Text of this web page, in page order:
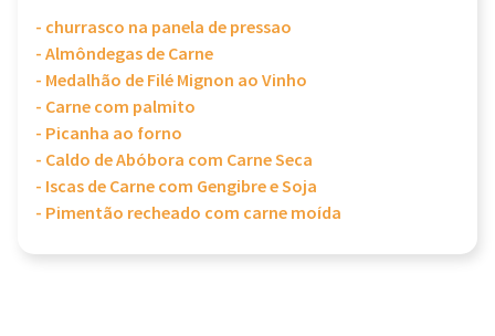
- churrasco na panela de pressao
- Almôndegas de Carne
- Medalhão de Filé Mignon ao Vinho
- Carne com palmito
- Picanha ao forno
- Caldo de Abóbora com Carne Seca
- Iscas de Carne com Gengibre e Soja
- Pimentão recheado com carne moída